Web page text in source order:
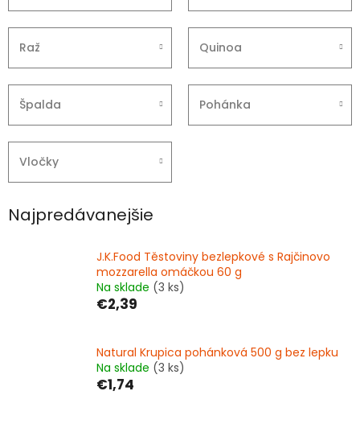
Raž Quinoa
Špalda Pohánka
Vločky
Najpredávanejšie
J.K.Food Těstoviny bezlepkové s Rajčinovo
mozzarella omáčkou 60 g
Na sklade (3 ks)
€2,39
Natural Krupica pohánková 500 g bez lepku
Na sklade (3 ks)
€1,74